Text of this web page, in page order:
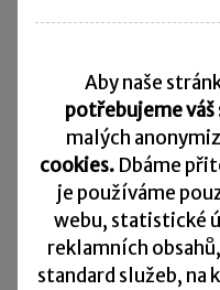
10. 8. 2026
Splatnost daně za
20. 8. 2026
Měsíční odvod úhrnu
fyzických osob ze
20. 8. 2026
Splatnost paušální zálohy
Aby naše
potřebujeme váš
malých
cookies. Dbáme
je používáme
webu, statistické
reklamních
standard služeb, na